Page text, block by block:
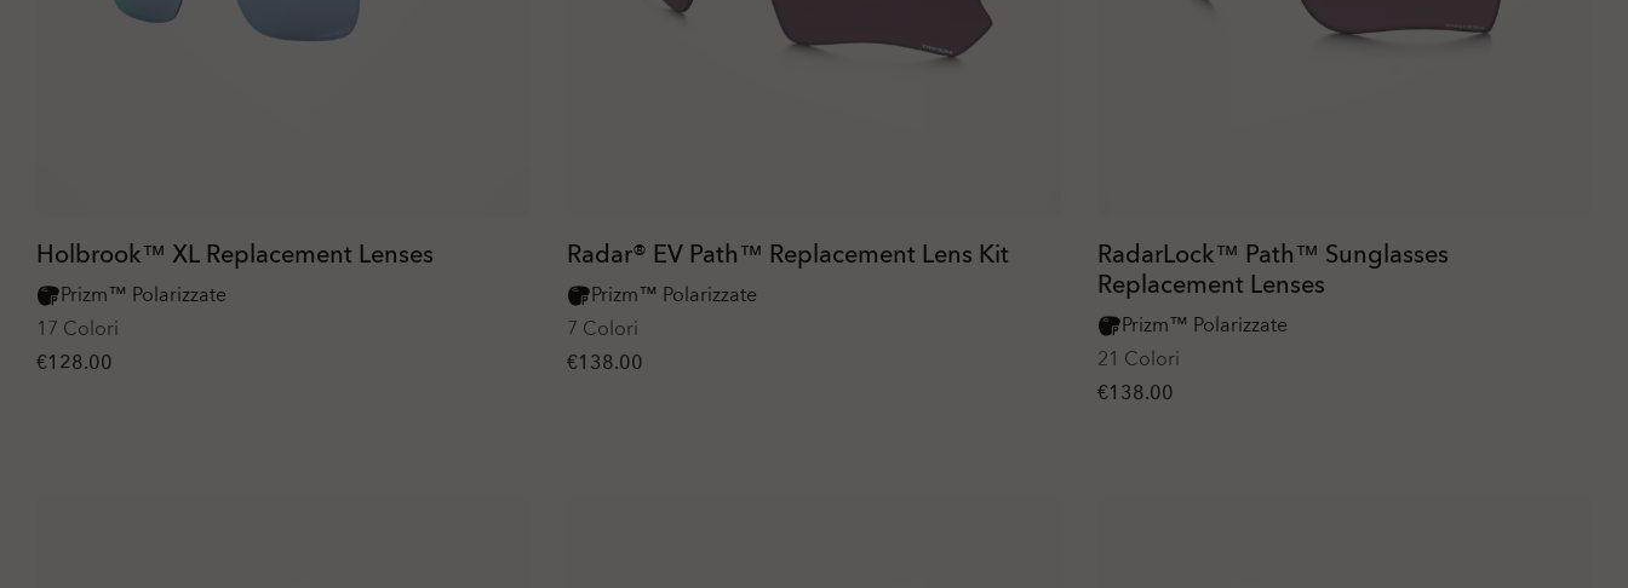
Holbrook™ XL Replacement Lenses
Prizm™ Polarizzate
17 Colori
€128.00
Radar® EV Path™ Replacement Lens Kit
Prizm™ Polarizzate
7 Colori
€138.00
RadarLock™ Path™ Sunglasses
Replacement Lenses
Prizm™ Polarizzate
21 Colori
€138.00